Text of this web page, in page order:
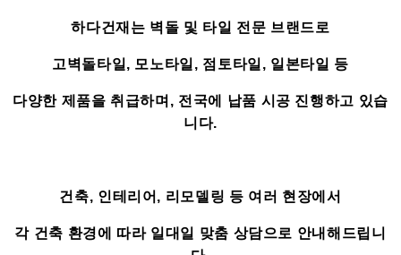
하다건재는 벽돌 및 타일 전문 브랜드로
고벽돌타일, 모노타일, 점토타일, 일본타일 등
다양한 제품을 취급하며, 전국에 납품 시공 진행하고 있습
니다.
건축, 인테리어, 리모델링 등 여러 현장에서
각 건축 환경에 따라 일대일 맞춤 상담으로 안내해드립니